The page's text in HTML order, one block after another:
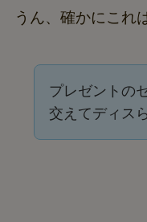
うん、確かにこれ
プレゼントの
交えてディス